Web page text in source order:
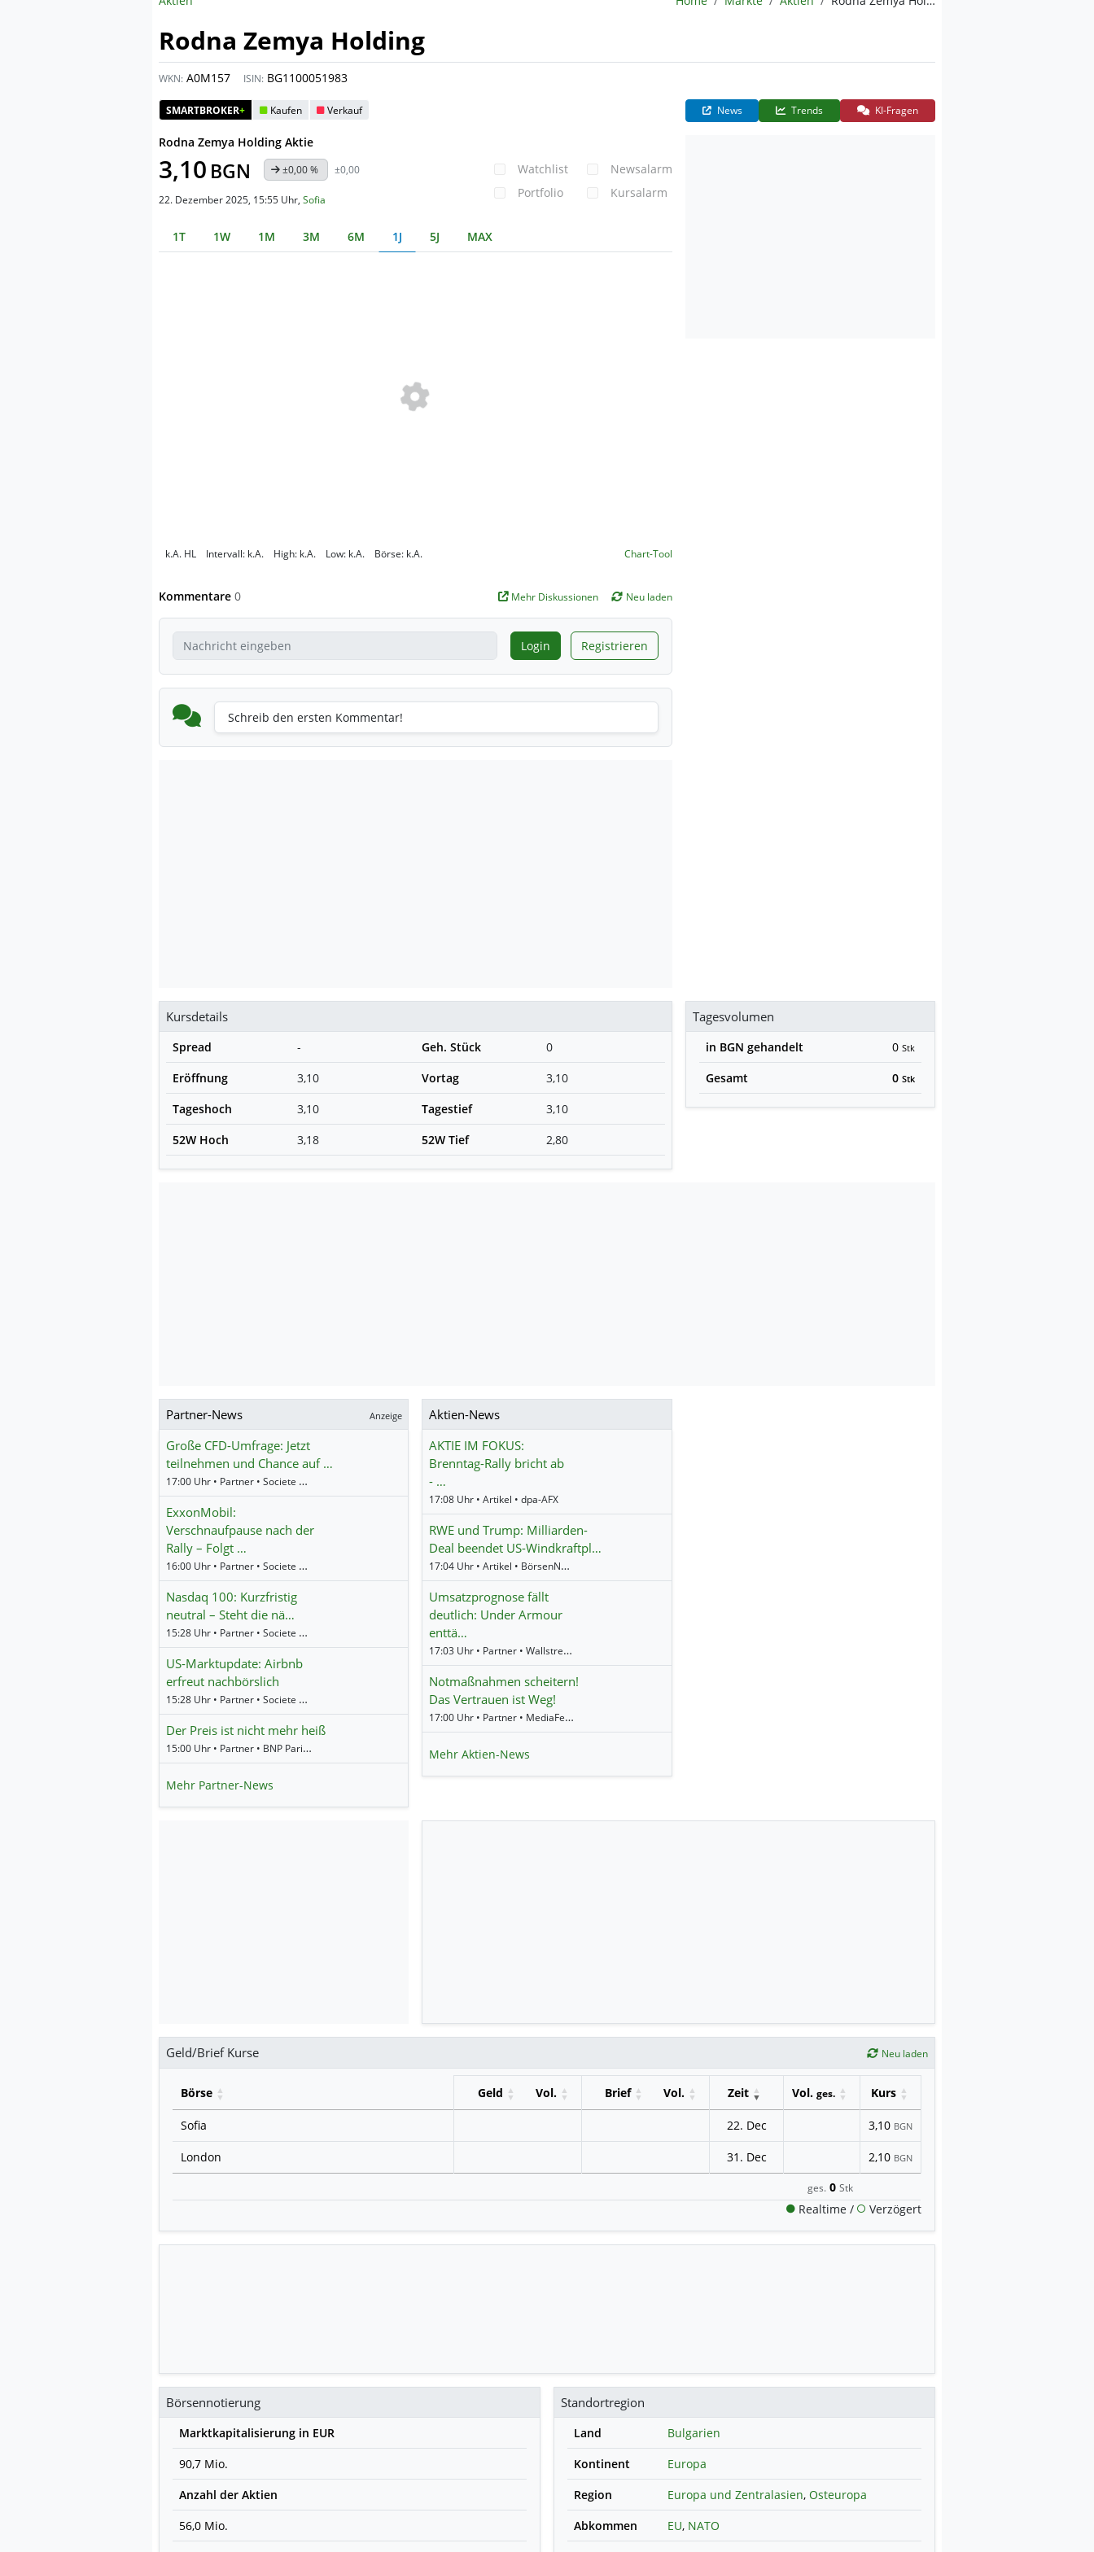
Rodna Zemya Holding
WKN: A0M157 ISIN: BG1100051983
SMARTBROKER+ Kaufen Verkauf
Rodna Zemya Holding Aktie
3,10 BGN ±0,00 % ±0,00
22. Dezember 2025, 15:55 Uhr, Sofia
Watchlist
Portfolio
Newsalarm
Kursalarm
1T 1W 1M 3M 6M 1J 5J MAX
k.A. HL Intervall: k.A. High: k.A. Low: k.A. Börse: k.A. Chart-Tool
Kommentare 0 Mehr Diskussionen Neu laden
Login Registrieren
Schreib den ersten Kommentar!
News Trends KI-Fragen
Kursdetails
Spread - Geh. Stück
0
Eröffnung
3,10 Vortag
3,10
Tageshoch
3,10 Tagestief
3,10
52W Hoch
3,18 52W Tief 2,80
Tagesvolumen
in BGN gehandelt 0 Stk
Gesamt 0 Stk
Partner-News Anzeige
Große CFD-Umfrage: Jetzt
teilnehmen und Chance auf …
17:00 Uhr • Partner • Societe Generale
ExxonMobil:
Verschnaufpause nach der
Rally – Folgt …
16:00 Uhr • Partner • Societe Generale
Nasdaq 100: Kurzfristig
neutral – Steht die nä…
15:28 Uhr • Partner • Societe Generale
US-Marktupdate: Airbnb
erfreut nachbörslich
15:28 Uhr • Partner • Societe Generale
Der Preis ist nicht mehr heiß
15:00 Uhr • Partner • BNP Paribas
Mehr Partner-News
Aktien-News
AKTIE IM FOKUS:
Brenntag-Rally bricht ab
- …
17:08 Uhr • Artikel • dpa-AFX
RWE und Trump: Milliarden-
Deal beendet US-Windkraftpl…
17:04 Uhr • Artikel • BörsenNEWS.de
Umsatzprognose fällt
deutlich: Under Armour
enttä…
17:03 Uhr • Partner • Wallstreet Online
Notmaßnahmen scheitern!
Das Vertrauen ist Weg!
17:00 Uhr • Partner • MediaFeed
Mehr Aktien-News
Geld/Brief Kurse Neu laden
Börse Geld Vol. Brief Vol. Zeit Vol. ges. Kurs
Sofia 22. Dec 3,10 BGN
London 31. Dec 2,10 BGN
ges. 0 Stk
Realtime / Verzögert
Börsennotierung
Marktkapitalisierung in EUR
90,7 Mio.
Anzahl der Aktien
56,0 Mio.
Standortregion
Land
Bulgarien
Kontinent
Europa
Region
Europa und Zentralasien, Osteuropa
Abkommen
EU, NATO